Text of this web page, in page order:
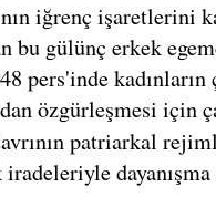
iğrenç işaretlerini
bu gülünç erkek
pers'inde
özgürleşmesi için
patriarkal